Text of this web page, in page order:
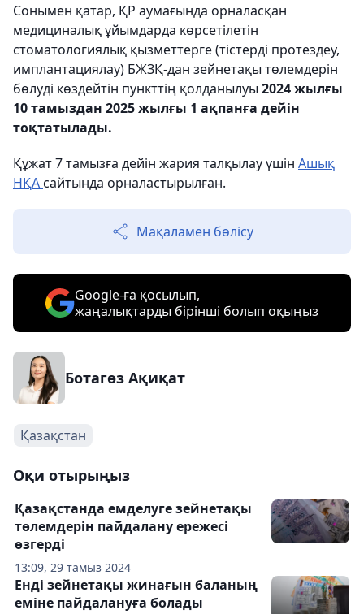
Сонымен қатар, ҚР аумағында орналасқан
медициналық ұйымдарда көрсетілетін
стоматологиялық қызметтерге (тістерді протездеу,
имплантациялау) БЖЗҚ-дан зейнетақы төлемдерін
бөлуді көздейтін пункттің қолданылуы 2024 жылғы
10 тамыздан 2025 жылғы 1 ақпанға дейін
тоқтатылады.
Құжат 7 тамызға дейін жария талқылау үшін Ашық
НҚАсайтында орналастырылған.
Мақаламен бөлісу
Google-ға қосылып,
жаңалықтарды бірінші болып оқыңыз
Ботагөз Ақиқат
Қазақстан
Оқи отырыңыз
13:09, 29 тамыз 2024
Қазақстанда емделуге зейнетақы
төлемдерін пайдалану ережесі
өзгерді
Енді зейнетақы жинағын баланың
еміне пайдалануға болады